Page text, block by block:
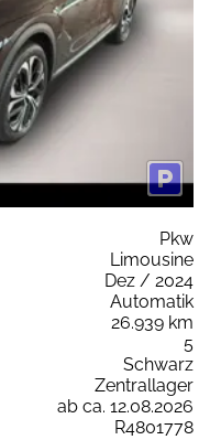
Pkw
Limousine
Dez / 2024
Automatik
26.939 km
5
Schwarz
Zentrallager
ab ca. 12.08.2026
R4801778